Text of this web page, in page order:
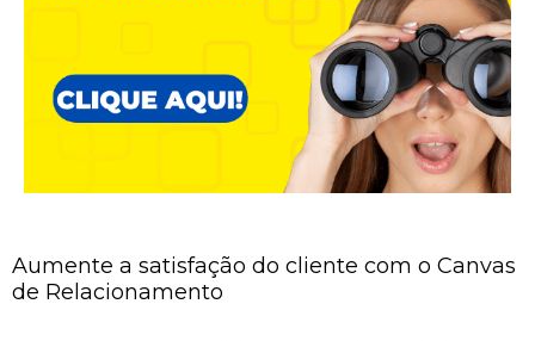
Aumente a satisfação do cliente com o Canvas
de Relacionamento